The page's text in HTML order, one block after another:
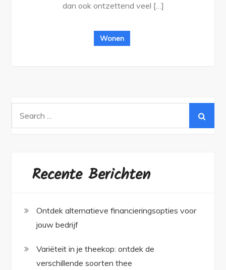
dan ook ontzettend veel […]
Wonen
Recente Berichten
Ontdek alternatieve financieringsopties voor
jouw bedrijf
Variëteit in je theekop: ontdek de
verschillende soorten thee